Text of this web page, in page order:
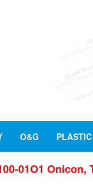
O&G PLASTIC
01O1